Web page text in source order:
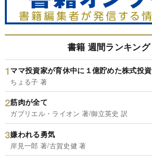
書籍 週間ランキング
ママ投資家が育休中に１億貯めた株式投資
ちょる子 著
筋肉が全て
ガブリエル・ライオン 著/御立英史 訳
嫌われる勇気
岸見一郎 著/古賀史健 著